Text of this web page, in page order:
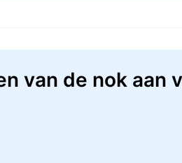
van de nok aan